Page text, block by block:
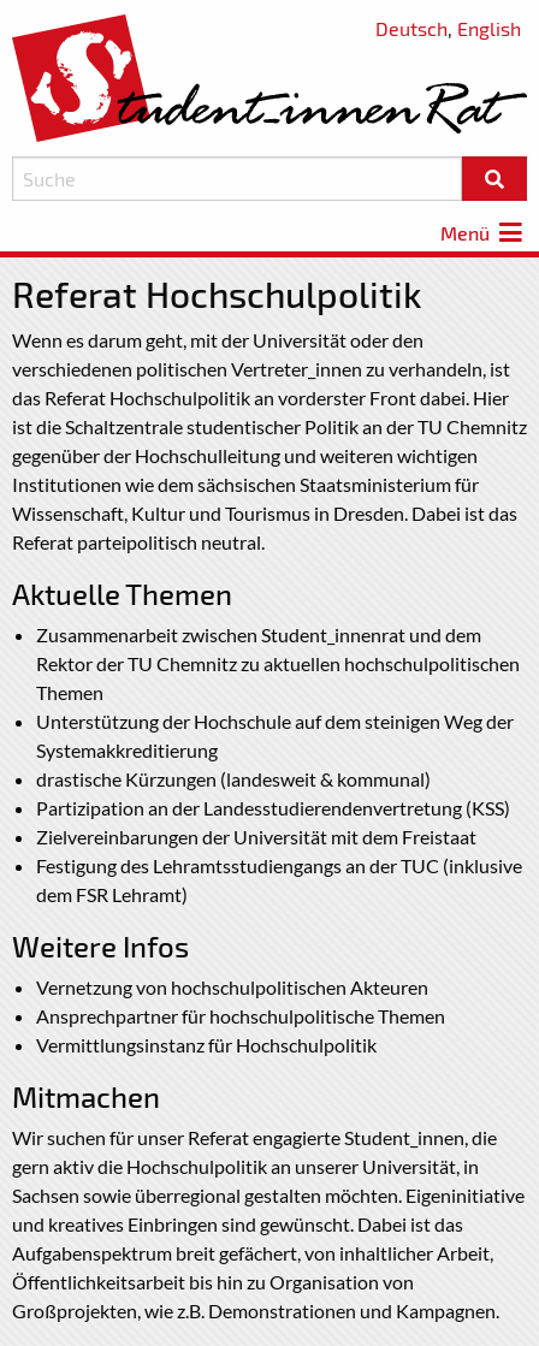
Deutsch, English
Menü
Referat Hochschulpolitik
Wenn es darum geht, mit der Universität oder den
verschiedenen politischen Vertreter_innen zu verhandeln, ist
das Referat Hochschulpolitik an vorderster Front dabei. Hier
ist die Schaltzentrale studentischer Politik an der TU Chemnitz
gegenüber der Hochschulleitung und weiteren wichtigen
Institutionen wie dem sächsischen Staatsministerium für
Wissenschaft, Kultur und Tourismus in Dresden. Dabei ist das
Referat parteipolitisch neutral.
Aktuelle Themen
Zusammenarbeit zwischen Student_innenrat und dem
Rektor der TU Chemnitz zu aktuellen hochschulpolitischen
Themen
Unterstützung der Hochschule auf dem steinigen Weg der
Systemakkreditierung
drastische Kürzungen (landesweit & kommunal)
Partizipation an der Landesstudierendenvertretung (KSS)
Zielvereinbarungen der Universität mit dem Freistaat
Festigung des Lehramtsstudiengangs an der TUC (inklusive
dem FSR Lehramt)
Weitere Infos
Vernetzung von hochschulpolitischen Akteuren
Ansprechpartner für hochschulpolitische Themen
Vermittlungsinstanz für Hochschulpolitik
Mitmachen
Wir suchen für unser Referat engagierte Student_innen, die
gern aktiv die Hochschulpolitik an unserer Universität, in
Sachsen sowie überregional gestalten möchten. Eigeninitiative
und kreatives Einbringen sind gewünscht. Dabei ist das
Aufgabenspektrum breit gefächert, von inhaltlicher Arbeit,
Öffentlichkeitsarbeit bis hin zu Organisation von
Großprojekten, wie z.B. Demonstrationen und Kampagnen.